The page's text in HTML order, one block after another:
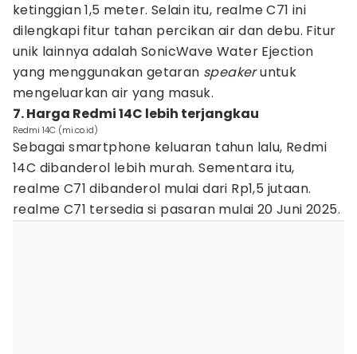
ketinggian 1,5 meter. Selain itu, realme C71 ini
dilengkapi fitur tahan percikan air dan debu. Fitur
unik lainnya adalah SonicWave Water Ejection
yang menggunakan getaran speakeruntuk
mengeluarkan air yang masuk.
7. Harga Redmi 14C lebih terjangkau
Redmi 14C (mi.co.id)
Sebagai smartphone keluaran tahun lalu, Redmi
14C dibanderol lebih murah. Sementara itu,
realme C71 dibanderol mulai dari Rp1,5 jutaan.
realme C71 tersedia si pasaran mulai 20 Juni 2025.